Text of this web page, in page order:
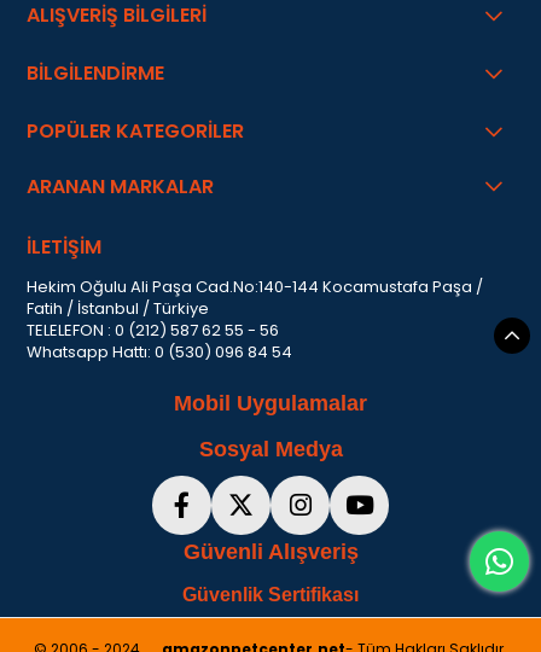
ALIŞVERİŞ BİLGİLERİ
BİLGİLENDİRME
POPÜLER KATEGORİLER
ARANAN MARKALAR
İLETİŞİM
Hekim Oğulu Ali Paşa Cad.No:140-144 Kocamustafa Paşa /
Fatih / İstanbul / Türkiye
TELELEFON : 0 (212) 587 62 55 - 56
Whatsapp Hattı: 0 (530) 096 84 54
Mobil Uygulamalar
Sosyal Medya
Güvenli Alışveriş
Güvenlik Sertifikası